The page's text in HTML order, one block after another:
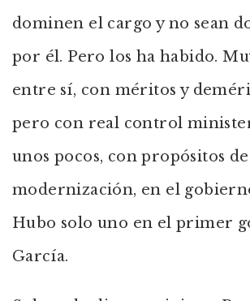
dominen el cargo y no sean
por él. Pero los ha habido.
entre sí, con méritos y
pero con real control
unos pocos, con propósitos
modernización, en el
Hubo solo uno en el primer
García.